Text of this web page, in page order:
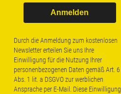
Anmelden
Durch die Anmeldung zum kostenlosen
Newsletter erteilen Sie uns Ihre
Einwilligung für die Nutzung Ihrer
personenbezogenen Daten gemäß Art. 6
Abs. 1 lit. a DSGVO zur werblichen
Ansprache per E-Mail. Diese Einwilligung